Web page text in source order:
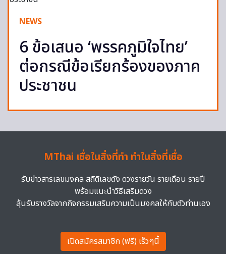
NEWS
6 ข้อเสนอ ‘พรรคภูมิใจไทย’
ต่อกรณีข้อเรียกร้องของภาค
ประชาชน
MThai เชื่อในสิ่งที่ทำ ทำในสิ่งที่เชื่อ
รับข่าวสารเลขมงคล สถิติเลขดัง ดวงรายวัน รายเดือน รายปี
พร้อมแนะนำวิธีเสริมดวง
ลุ้นรับรางวัลจากกิจกรรมเสริมความเป็นมงคลให้กับตัวท่านเอง
เปิดสมัครสมาชิก (ฟรี) เร็วๆนี้